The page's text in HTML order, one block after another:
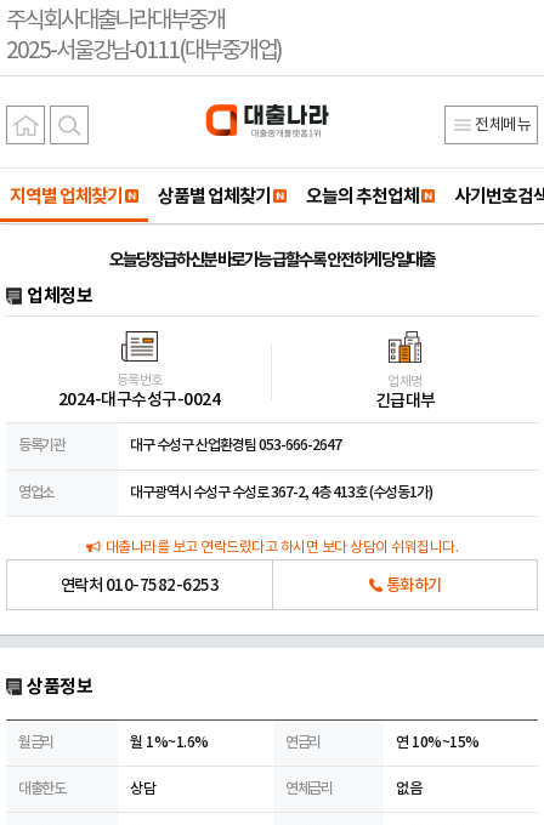
주식회사대출나라대부중개
2025-서울강남-0111(대부중개업)
전체메뉴
지역별 업체찾기 상품별 업체찾기 오늘의 추천업체 사기번호검
오늘당장급하신분 바로가능 급할수록 안전하게 당일대출
업체정보
등록번호
2024-대구수성구-0024
업체명
긴급대부
등록기관 대구 수성구 산업환경팀 053-666-2647
영업소 대구광역시 수성구 수성로 367-2, 4층 413호 (수성동1가)
대출나라를 보고 연락드렸다고 하시면 보다 상담이 쉬워집니다.
연락처 010-7582-6253 통화하기
상품정보
월금리 월 1%~1.6% 연금리 연 10%~15%
대출한도 상담 연체금리 없음